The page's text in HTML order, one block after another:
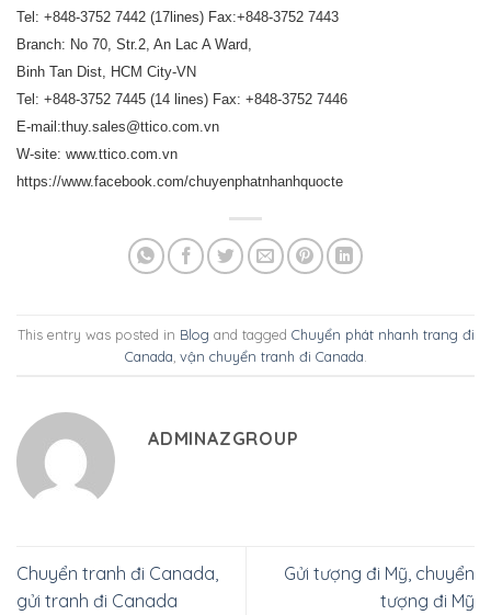
Tel: +848-3752 7442 (17lines) Fax:+848-3752 7443
Branch: No 70, Str.2, An Lac A Ward,
Binh Tan Dist, HCM City-VN
Tel: +848-3752 7445 (14 lines) Fax: +848-3752 7446
E-mail:thuy.sales@ttico.com.vn
W-site: www.ttico.com.vn
https://www.facebook.com/chuyenphatnhanhquocte
This entry was posted in Blog and tagged Chuyển phát nhanh trang đi
Canada vận chuyển tranh đi Canada
ADMINAZGROUP
Chuyển tranh đi Canada,
gửi tranh đi Canada
Gửi tượng đi Mỹ, chuyển
tượng đi Mỹ